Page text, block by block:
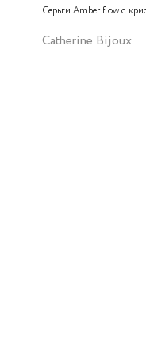
Серьги Amber flow с
Catherine Bijoux